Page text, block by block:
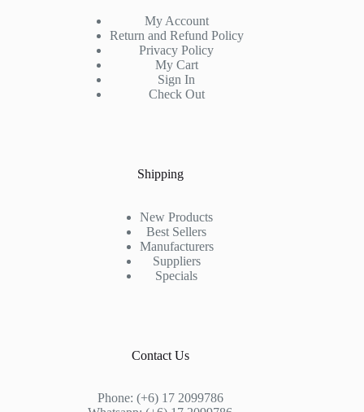
My Account
Return and Refund Policy
Privacy Policy
My Cart
Sign In
Check Out
Shipping
New Products
Best Sellers
Manufacturers
Suppliers
Specials
Contact Us
Phone: (+6) 17 2099786